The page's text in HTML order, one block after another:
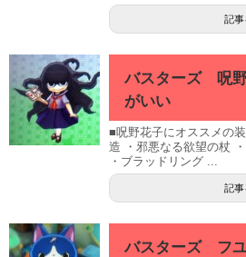
記事
バスターズ 呪
がいい
■呪野花子にオススメの
造 ・邪悪なる欲望の杖
・ブラッドリング ...
記事
バスターズ フ